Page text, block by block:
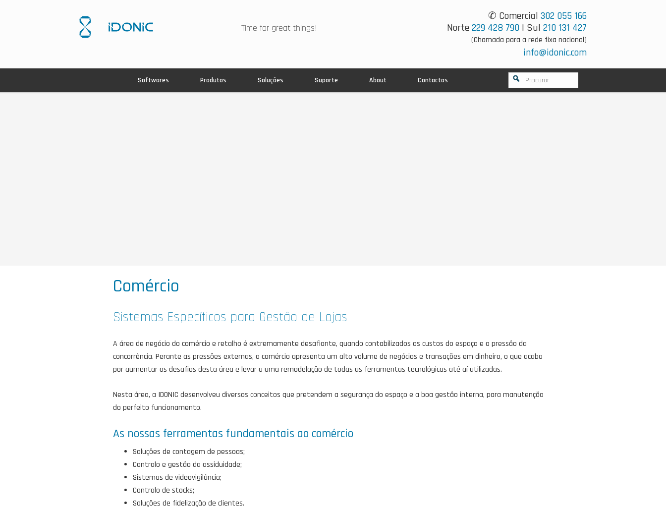
Time for great things!
✆ Comercial 302 055 166
Norte229 428 790 | Sul 210 131 427
(Chamada para a rede fixa nacional)
info@idonic.com
Softwares Produtos Soluções Suporte About Contactos
Comércio
Sistemas Específicos para Gestão de Lojas
A área de negócio do comércio e retalho é extremamente desafiante, quando contabilizados os custos do espaço e a pressão da
concorrência. Perante as pressões externas, o comércio apresenta um alto volume de negócios e transações em dinheiro, o que acaba
por aumentar os desafios desta área e levar a uma remodelação de todas as ferramentas tecnológicas até aí utilizadas.
Nesta área, a IDONIC desenvolveu diversos conceitos que pretendem a segurança do espaço e a boa gestão interna, para manutenção
do perfeito funcionamento.
As nossas ferramentas fundamentais ao comércio
Soluções de contagem de pessoas;
Controlo e gestão da assiduidade;
Sistemas de videovigilância;
Controlo de stocks;
Soluções de fidelização de clientes.